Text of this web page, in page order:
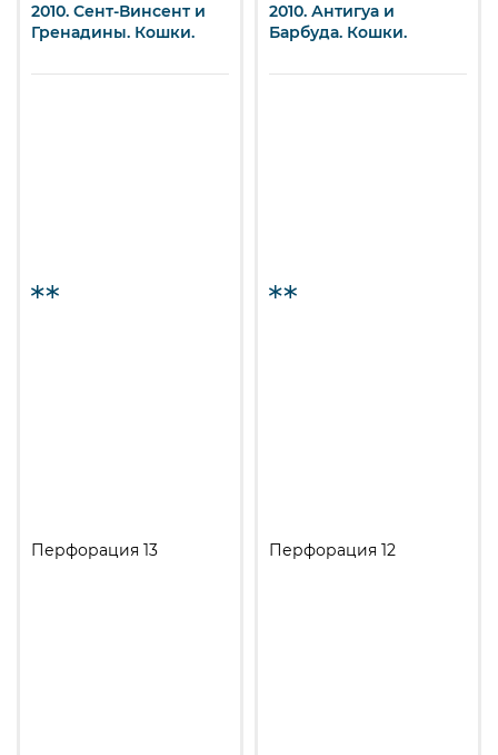
2010. Сент-Винсент и
Гренадины. Кошки.
Перфорация 13
2010. Антигуа и
Барбуда. Кошки.
Перфорация 12